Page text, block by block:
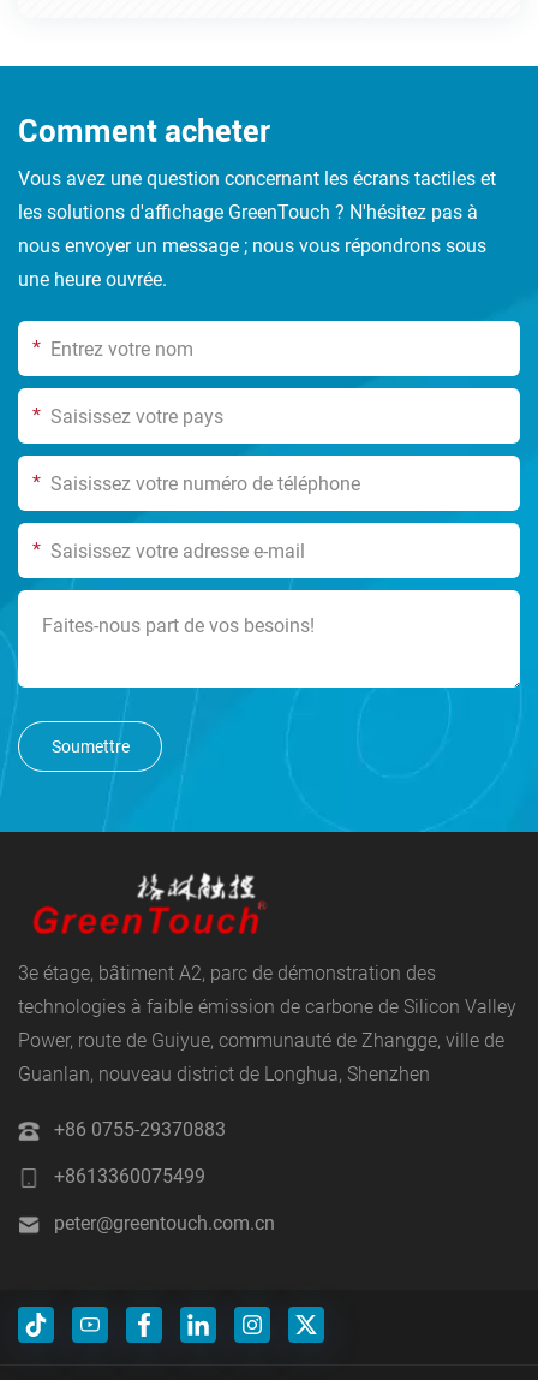
Comment acheter
Vous avez une question concernant les écrans tactiles et
les solutions d'affichage GreenTouch ? N'hésitez pas à
nous envoyer un message ; nous vous répondrons sous
une heure ouvrée.
*
*
*
*
Soumettre
3e étage, bâtiment A2, parc de démonstration des
technologies à faible émission de carbone de Silicon Valley
Power, route de Guiyue, communauté de Zhangge, ville de
Guanlan, nouveau district de Longhua, Shenzhen
+86 0755-29370883
+8613360075499
peter@greentouch.com.cn